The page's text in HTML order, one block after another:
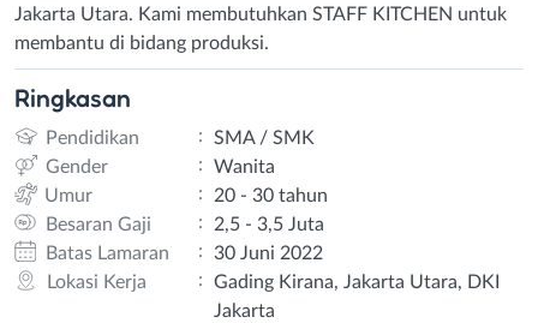
Jakarta Utara. Kami membutuhkan STAFF KITCHEN untuk
membantu di bidang produksi.
Ringkasan
Pendidikan :
SMA / SMK
Gender
:
Wanita
Umur
:
20 - 30 tahun
Besaran Gaji
:
2,5 - 3,5 Juta
Batas Lamaran
:
30 Juni 2022
Lokasi Kerja
:
Gading Kirana, Jakarta Utara, DKI
Jakarta